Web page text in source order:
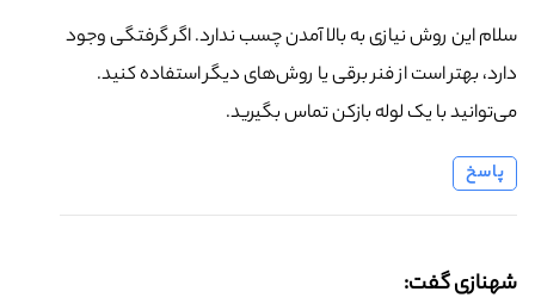
سلام این روش نیازی به بالا آمدن چسب ندارد. اگر گرفتگی وجود
دارد، بهتر است از فنر برقی یا روش‌های دیگر استفاده کنید.
می‌توانید با یک لوله بازکن تماس بگیرید.
پاسخ
شهنازی گفت: